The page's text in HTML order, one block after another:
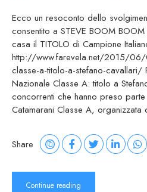
Ecco un resoconto dello
consentito a STEVE BOOM
casa il TITOLO di Campione
http://www.farevela.net/2015/06/
classe-a-titolo-a-stefano-cavallari/
Nazionale Classe A: titolo a
concorrenti che hanno preso
Catamarani Classe A,
Share
Continue reading